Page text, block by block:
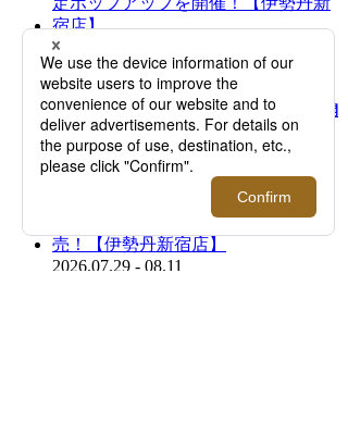
2026.08.05 - 08.11
「マウリッツハイス美術館」×＜タグス ワー
キングパーティ＞ 期間限定ポップアップを開
催！【伊勢丹新宿店】
2026.07.29 - 08.11